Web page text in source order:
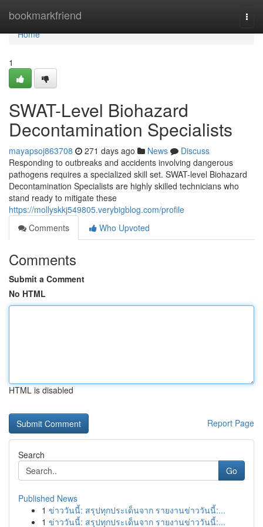
bookmarkfriend
Home
Home
1
SWAT-Level Biohazard
Decontamination Specialists
mayapsoj863708 271 days ago News
Discuss
Responding to outbreaks and accidents involving dangerous
pathogens requires a specialized skill set. SWAT-level Biohazard
Decontamination Specialists are highly skilled technicians who
stand ready to mitigate these
https://mollyskkj549805.verybigblog.com/profile
Comments
Who Upvoted
Comments
Submit a Comment
No HTML
HTML is disabled
Report Page
Search
Go
Published News
1 ข่าววันนี้: สรุปทุกประเด็นจาก รายงานข่าววันนี้:...
1 ข่าววันนี้: สรุปทุกประเด็นจาก รายงานข่าววันนี้:...